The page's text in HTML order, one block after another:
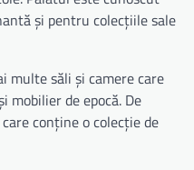
și pentru colecțiile sale
multe săli și camere care
mobilier de epocă. De
conține o colecție de